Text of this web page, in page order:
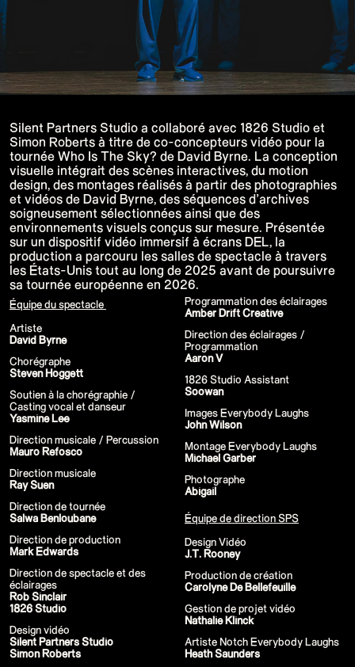
Google I/O Pre Show Dan Deacon
Kids' Choice Awards - Nickelodeon
David Guetta & Bebe Rexha
Valorant Champions - Riot Games 2022
Eminem & Snoop Dogg - Video Music
Awards Performance
Google I/O Pre-Show - Mija
Performance
Camila Cabello - TikTok LIVE "Familia:
Welcome to the Family"
Annie, The Musical
Eat Me (or try not to)
Valorant Champions - Riot Games 2021
38e MTV Video Music Awards
Ex-vitamins
Kid Cudi - XR Amazon Prime show
Kid Koala
Taylor Swift - Grammys
Silk Sonic
Cardi B - Grammys
29e MTV Movie & TV Awards
Sia
Katy Perry - T Mall Double 11 Gala
Beauty & Fragrance - Kim Kardashian
Billie Eilish - Where Do We Go? The Live
Miley Cyrus - iHeart Radio Music
Festival
Miley Cyrus - MTV VMAs Performance
DaBaby - 2020 MTV VMAs
Performance
37e MTV Video Music Awards
Black Eyed Peas - XR Performances
Serie
Encore - Drive-in Nights Concert series
Twitch Rivals
J. Balvin - Behind the Colores
Katy Perry - American Idol Finale
Ozuna - Nibiru World Tour
Ships in The Night - Virgin Voyages &
Harry Styles - The Graham Norton
Show & The Jingle Bell Ball
Virtual Concerts series new
PY1 - Through the Echoes
PY1 Nights - Eye Wonder
Jolin Tsai - Ugly Beauty Tour
Katy Perry - OnePlus Music Festival
Celine Dion - Imperfections Music Video
Celine Dion - Courage World Tour
The Jonas Brothers - Happiness Begins
Silent Partners Studio a collaboré avec 1826 Studio et
Simon Roberts à titre de co-concepteurs vidéo pour la
tournée Who Is The Sky? de David Byrne. La conception
visuelle intégrait des scènes interactives, du motion
design, des montages réalisés à partir des photographies
et vidéos de David Byrne, des séquences d’archives
soigneusement sélectionnées ainsi que des
environnements visuels conçus sur mesure. Présentée
sur un dispositif vidéo immersif à écrans DEL, la
production a parcouru les salles de spectacle à travers
les États-Unis tout au long de 2025 avant de poursuivre
sa tournée européenne en 2026.
Équipe du spectacle
Artiste
David Byrne
Chorégraphe
Steven Hoggett
Soutien à la chorégraphie /
Casting vocal et danseur
Yasmine Lee
Direction musicale / Percussion
Mauro Refosco
Direction musicale
Ray Suen
Direction de tournée
Salwa Benloubane
Direction de production
Mark Edwards
Direction de spectacle et des
éclairages
Rob Sinclair
1826 Studio
Design vidéo
Silent Partners Studio
Simon Roberts
Programmation des éclairages
Amber Drift Creative
Direction des éclairages /
Programmation
Aaron V
1826 Studio Assistant
Soowan
Images Everybody Laughs
John Wilson
Montage Everybody Laughs
Michael Garber
Photographe
Abigail
Équipe de direction SPS
Design Vidéo
J.T. Rooney
Production de création
Carolyne De Bellefeuille
Gestion de projet vidéo
Nathalie Klinck
Artiste Notch Everybody Laughs
Heath Saunders